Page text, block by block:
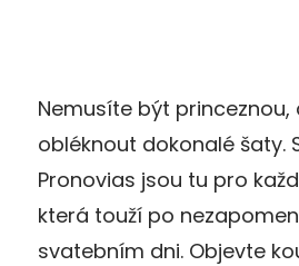
Nemusíte být
obléknout dokonalé šaty.
Pronovias jsou tu pro
která touží po
svatebním dni. Objevte